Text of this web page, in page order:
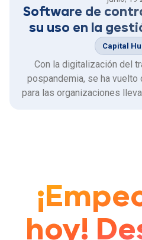
Software de
su uso en la
Capital
Con la digitalización del
pospandemia, se ha
para las organizaciones
hoy!